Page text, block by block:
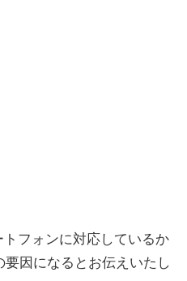
フォンに対応しているか
因になるとお伝えいたし